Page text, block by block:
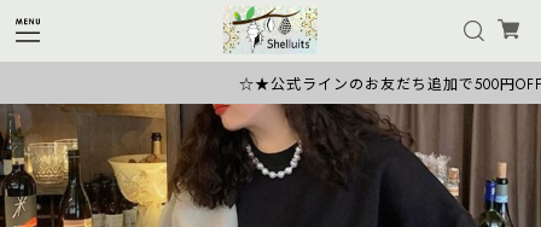
☆★公式ラインのお友だち追加で500円OFFク